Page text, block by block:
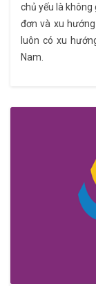
chủ yếu là
đơn và xu
luôn có xu
Nam.